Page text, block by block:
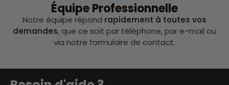
Équipe Professionnelle
Notre équipe répond rapidement à toutes vos
demandes, que ce soit par téléphone, par e-mail ou
via notre formulaire de contact.